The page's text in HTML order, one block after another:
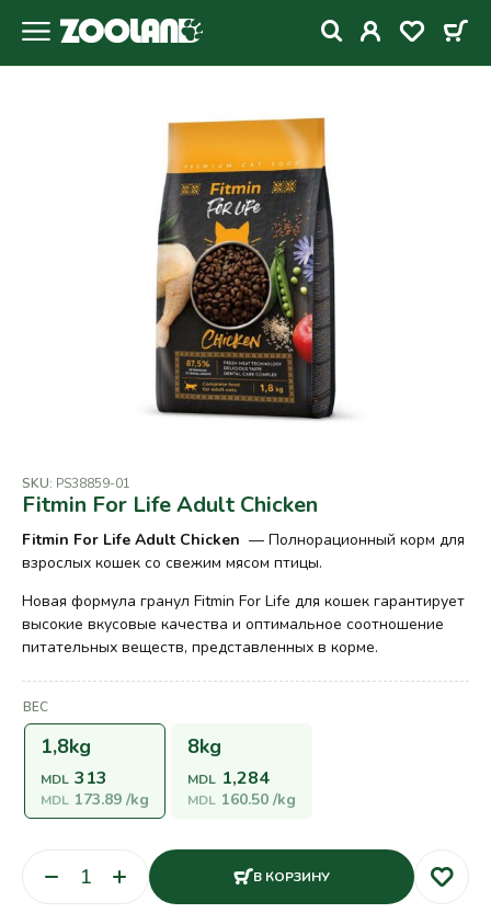
SKU: PS38859-01
Fitmin For Life Adult Chicken
Fitmin For Life Adult Chicken — Полнорационный корм для
взрослых кошек со свежим мясом птицы.
Новая формула гранул Fitmin For Life для кошек гарантирует
высокие вкусовые качества и оптимальное соотношение
питательных веществ, представленных в корме.
ВЕС
1,8kg
MDL 313
MDL 173.89/kg
8kg
MDL 1,284
MDL 160.50/kg
В КОРЗИНУ